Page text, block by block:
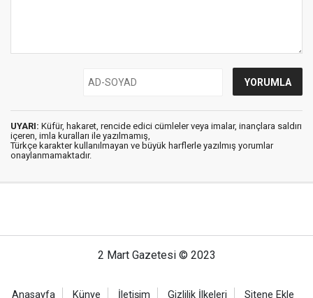
UYARI: Küfür, hakaret, rencide edici cümleler veya imalar, inançlara saldırı
içeren, imla kuralları ile yazılmamış,
Türkçe karakter kullanılmayan ve büyük harflerle yazılmış yorumlar
onaylanmamaktadır.
2 Mart Gazetesi © 2023
Anasayfa Künye İletişim Gizlilik İlkeleri Sitene Ekle